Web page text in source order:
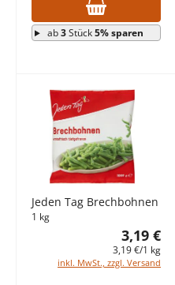
ab3Stück5% sparen
Jeden Tag Brechbohnen
1 kg
3,19 €
3,19 €/1 kg
inkl. MwSt., zzgl. Versand